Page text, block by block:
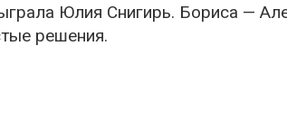
Юлия Снигирь. Бориса —
решения.